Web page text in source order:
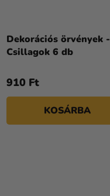
Dekorációs örvények -
Csillagok 6 db
910 Ft
KOSÁRBA